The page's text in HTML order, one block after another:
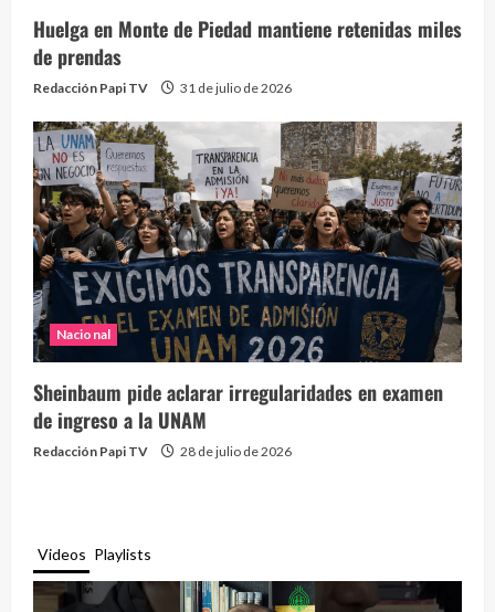
Huelga en Monte de Piedad mantiene retenidas miles
de prendas
Redacción Papi TV 31 de julio de 2026
Nacional
Sheinbaum pide aclarar irregularidades en examen
de ingreso a la UNAM
Redacción Papi TV 28 de julio de 2026
Videos Playlists